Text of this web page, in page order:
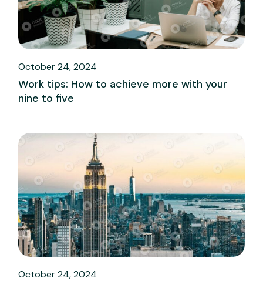
October 24, 2024
Work tips: How to achieve more with your
nine to five
October 24, 2024